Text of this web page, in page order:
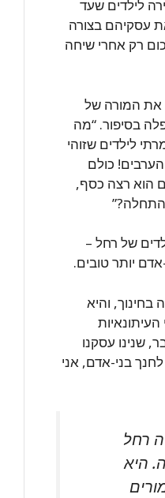
לילדים שעד
עסקיהם בצורה
רק אחרי שיחה
את המורה של
בסיפור. “מה
לילדים שזוהי
הערבים! כולם
הוא רצה כסף,
של רחל –
יותר טובים.
בחינוך, והיא
שנינו עסקנו
בני-אדם, אני
חשה רחל
היא